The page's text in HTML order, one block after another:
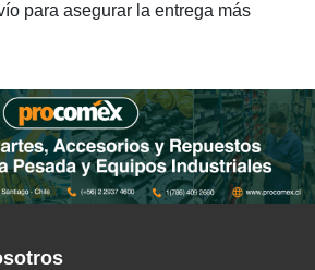
para asegurar la entrega más